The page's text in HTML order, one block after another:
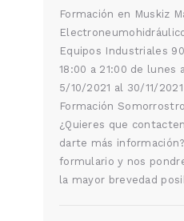
Formación en Muskiz
Equipos Industriales
18:00 a 21:00 de lunes
5/10/2021 al 30/11/
Formación
¿Quieres que
darte más
formulario y nos
la mayor brevedad